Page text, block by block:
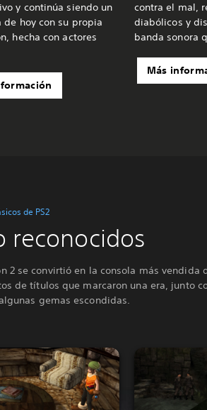
y continúa siendo un
hoy con su propia
hecha con actores
contra el mal,
diabólicos y
banda sonora
Más
de PS2
reconocidos
2 se convirtió en la consola más vendida
de títulos que marcaron una era, junto
gemas escondidas.